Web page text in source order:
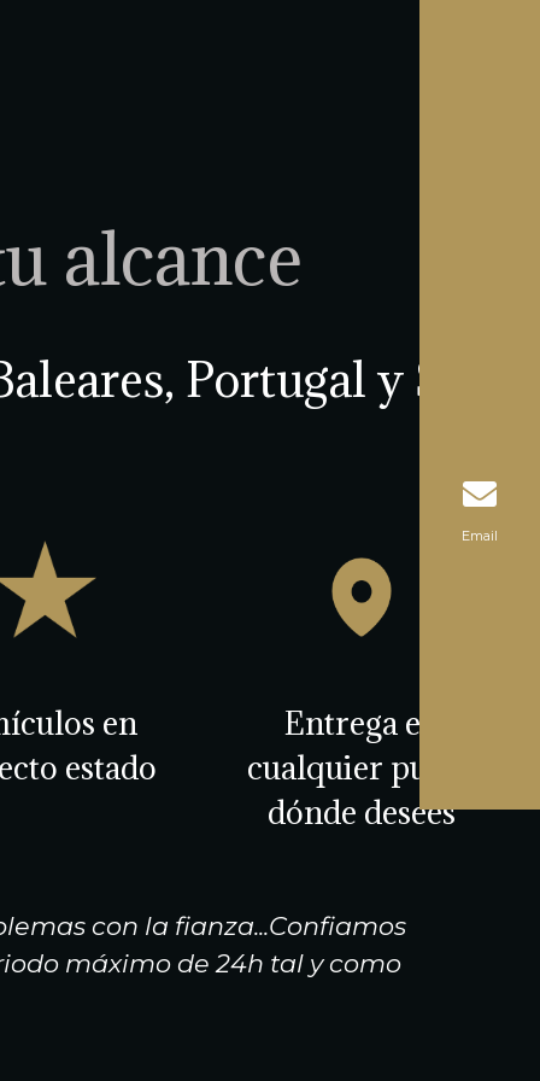
alcance
Portugal y Sur
en
estado
Entrega en
cualquier punto
dónde desees
con la fianza...Confiamos
máximo de 24h tal y como
Email